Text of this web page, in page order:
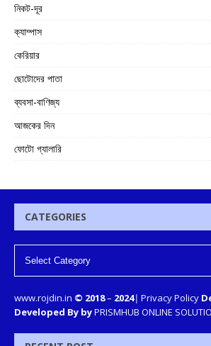
নিকট-দূর
ক্যাম্পাস
কেরিয়ার
ছোটোদের পাতা
ব্যবসা-বাণিজ্য
আজকের দিন
ফোটো গ্যালারি
CATEGORIES
www.rojdin.in © 2018– 2024| Privacy Policy
Developed By byPRISMHUB ONLINE